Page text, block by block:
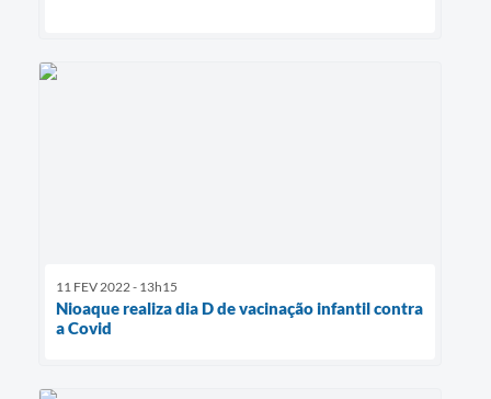
11 FEV 2022 - 13h15
Nioaque realiza dia D de vacinação infantil contra
a Covid